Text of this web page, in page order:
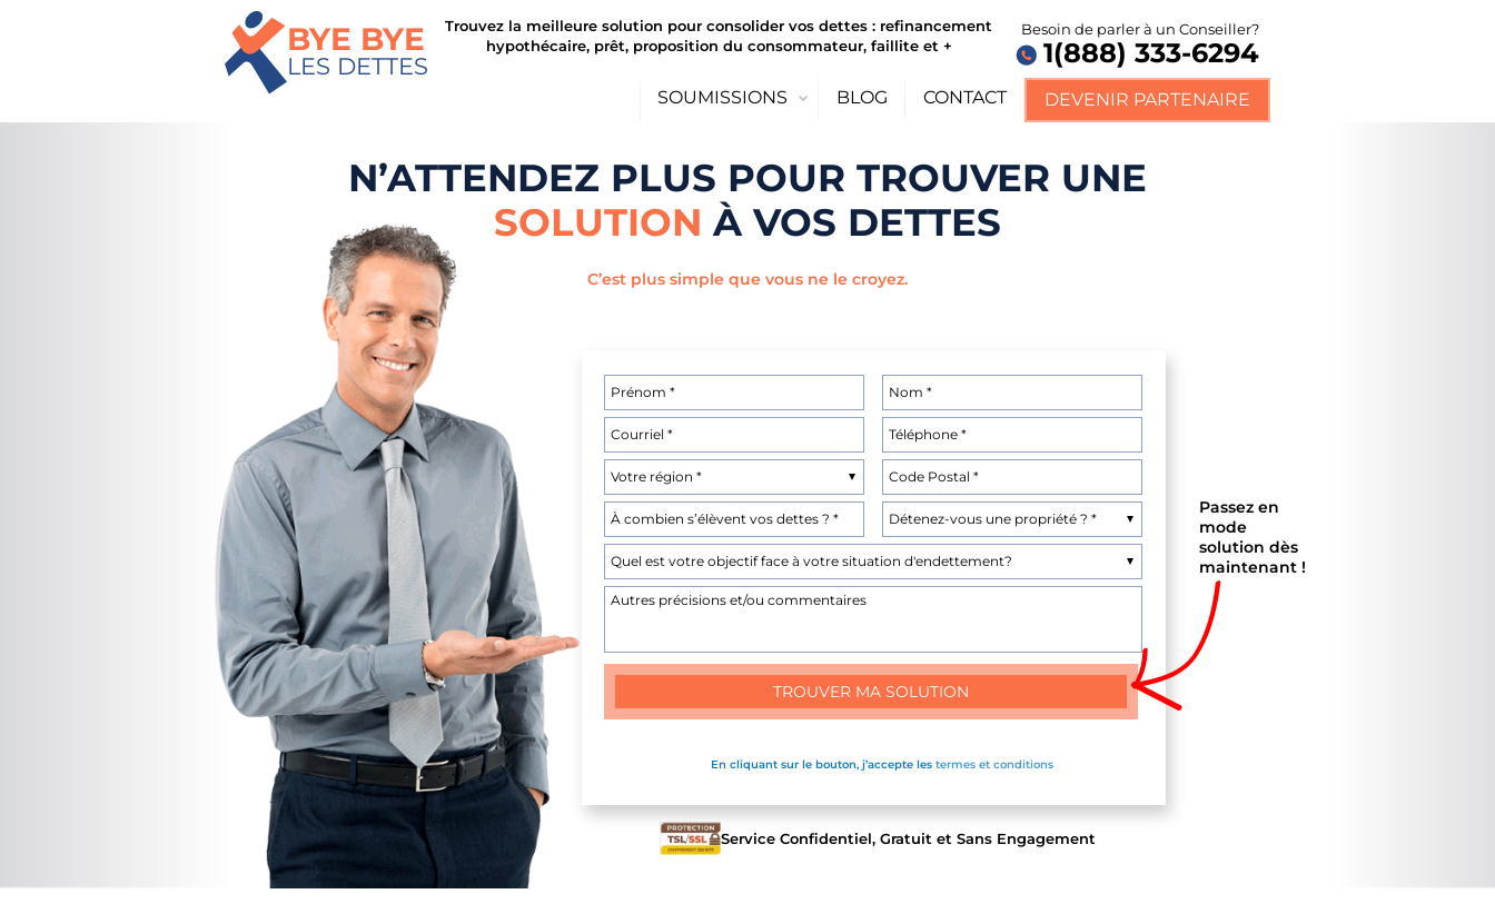
Besoin de parler à un Conseiller?
1(888) 333-6294
BYE BYE
LES DETTES
Trouvez la meilleure solution pour consolider vos dettes : refinancement
hypothécaire, prêt, proposition du consommateur, faillite et +
SOUMISSIONS BLOG CONTACT DEVENIR PARTENAIRE
N’ATTENDEZ PLUS POUR TROUVER UNE
SOLUTION À VOS DETTES
C’est plus simple que vous ne le croyez.
En cliquant sur le bouton, j’accepte les termes et conditions
Passez en
mode
solution dès
maintenant !
Service Confidentiel, Gratuit et Sans Engagement